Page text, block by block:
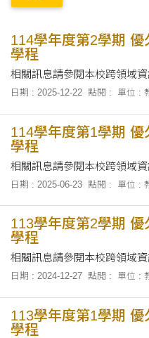
114學年度第2學期
學程
相關訊息請參閱本校跨領域
日期 : 2025-12-22 點閱 : 單位 :
114學年度第1學期
學程
相關訊息請參閱本校跨領域
日期 : 2025-06-23 點閱 : 單位 :
113學年度第2學期
學程
日期 : 2024-12-27 點閱 : 單位 :
113學年度第1學期
學程